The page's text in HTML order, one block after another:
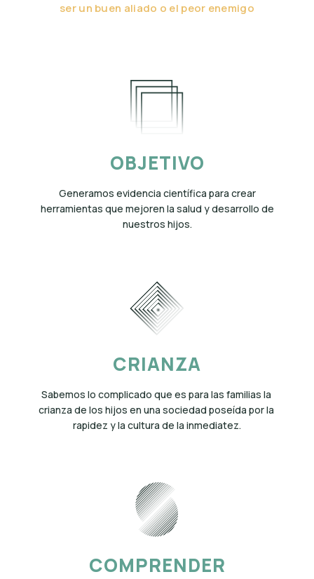
ser un buen aliado o el peor enemigo
OBJETIVO
Generamos evidencia científica para crear
herramientas que mejoren la salud y desarrollo de
nuestros hijos.
CRIANZA
Sabemos lo complicado que es para las familias la
crianza de los hijos en una sociedad poseída por la
rapidez y la cultura de la inmediatez.
COMPRENDER